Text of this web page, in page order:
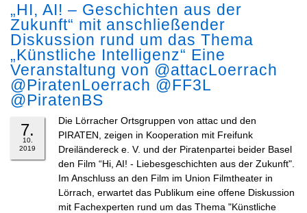
„HI, AI! – Geschichten aus der
Zukunft“ mit anschließender
Diskussion rund um das Thema
„Künstliche Intelligenz“ Eine
Veranstaltung von @attacLoerrach
@PiratenLoerrach @FF3L
@PiratenBS
7.
10.
2019
Die Lörracher Ortsgruppen von attac und den
PIRATEN, zeigen in Kooperation mit Freifunk
Dreiländereck e. V. und der Piratenpartei beider Basel
den Film “Hi, AI! - Liebesgeschichten aus der Zukunft".
Im Anschluss an den Film im Union Filmtheater in
Lörrach, erwartet das Publikum eine offene Diskussion
mit Fachexperten rund um das Thema "Künstliche